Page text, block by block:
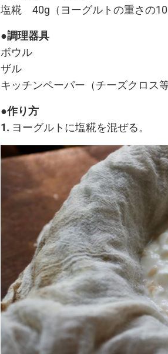
塩糀 40g（ヨーグルトの重さの
●調理器具
ボウル
ザル
キッチンペーパー（チーズクロス等
●作り方
1. ヨーグルトに塩糀を混ぜる。